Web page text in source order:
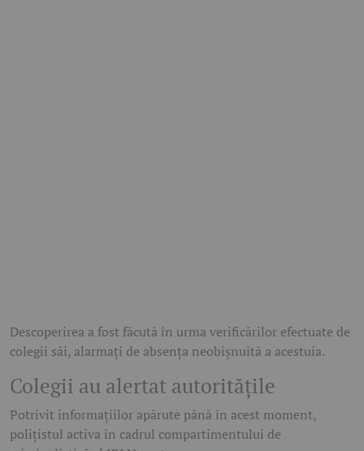
Descoperirea a fost făcută în urma verificărilor efectuate de
colegii săi, alarmați de absența neobișnuită a acestuia.
Colegii au alertat autoritățile
Potrivit informațiilor apărute până în acest moment,
polițistul activa în cadrul compartimentului de